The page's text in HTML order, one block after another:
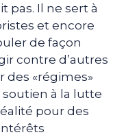
pas. Il ne sert à
et encore
de façon
contre d’autres
des «régimes»
à la lutte
pour des